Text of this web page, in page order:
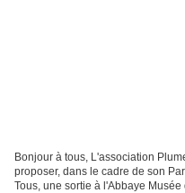
Bonjour à tous, L'association
proposer, dans le cadre de son
Tous, une sortie à l'Abbaye